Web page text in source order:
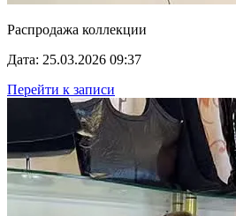
Распродажа коллекции
Дата: 25.03.2026 09:37
Перейти к записи